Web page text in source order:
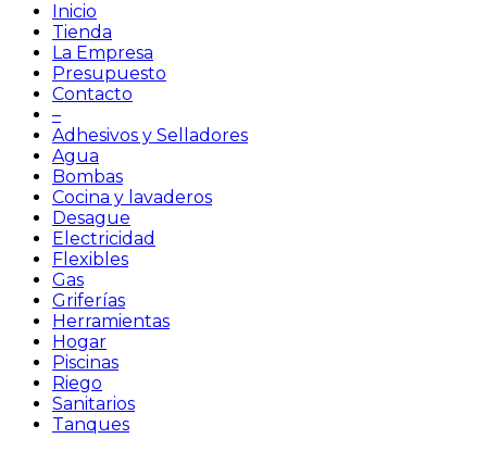
Inicio
Tienda
La Empresa
Presupuesto
Contacto
–
Adhesivos y Selladores
Agua
Bombas
Cocina y lavaderos
Desague
Electricidad
Flexibles
Gas
Griferías
Herramientas
Hogar
Piscinas
Riego
Sanitarios
Tanques